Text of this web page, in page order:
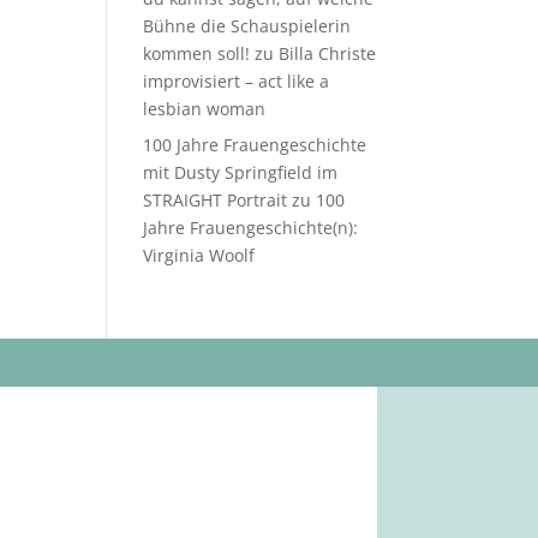
Bühne die Schauspielerin
kommen soll! zu Billa Christe
improvisiert – act like a
lesbian woman
100 Jahre Frauengeschichte
mit Dusty Springfield im
STRAIGHT Portrait zu 100
Jahre Frauengeschichte(n):
Virginia Woolf